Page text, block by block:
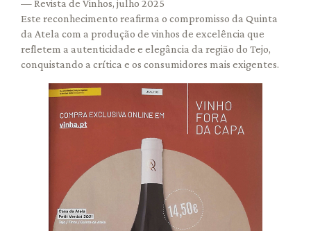
— Revista de Vinhos, julho 2025
Este reconhecimento reafirma o compromisso da Quinta
da Atela com a produção de vinhos de excelência que
refletem a autenticidade e elegância da região do Tejo,
conquistando a crítica e os consumidores mais exigentes.